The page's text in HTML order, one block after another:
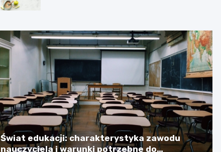
Świat edukacji: charakterystyka zawodu
nauczyciela i warunki potrzebne do